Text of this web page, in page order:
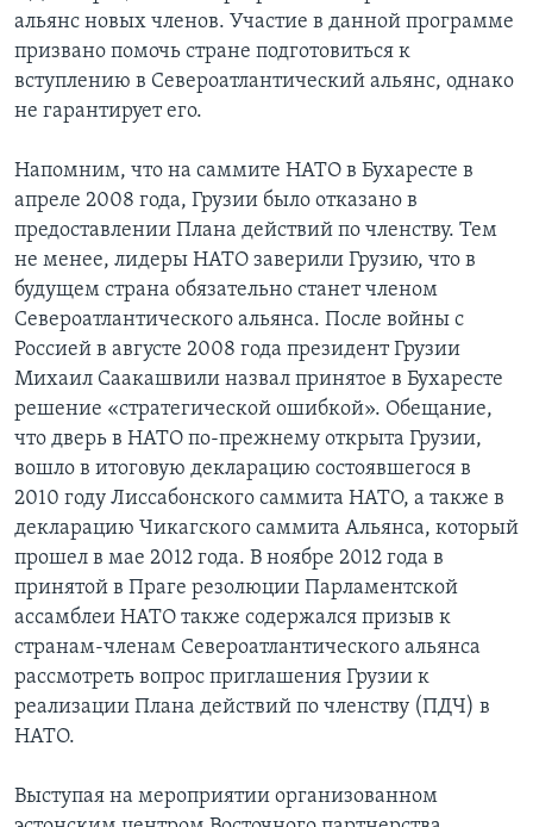
альянс новых членов. Участие в данной программе
призвано помочь стране подготовиться к
вступлению в Североатлантический альянс, однако
не гарантирует его.
Напомним, что на саммите НАТО в Бухаресте в
апреле 2008 года, Грузии было отказано в
предоставлении Плана действий по членству. Тем
не менее, лидеры НАТО заверили Грузию, что в
будущем страна обязательно станет членом
Североатлантического альянса. После войны с
Россией в августе 2008 года президент Грузии
Михаил Саакашвили назвал принятое в Бухаресте
решение «стратегической ошибкой». Обещание,
что дверь в НАТО по-прежнему открыта Грузии,
вошло в итоговую декларацию состоявшегося в
2010 году Лиссабонского саммита НАТО, а также в
декларацию Чикагского саммита Альянса, который
прошел в мае 2012 года. В ноябре 2012 года в
принятой в Праге резолюции Парламентской
ассамблеи НАТО также содержался призыв к
странам-членам Североатлантического альянса
рассмотреть вопрос приглашения Грузии к
реализации Плана действий по членству (ПДЧ) в
НАТО.
Выступая на мероприятии организованном